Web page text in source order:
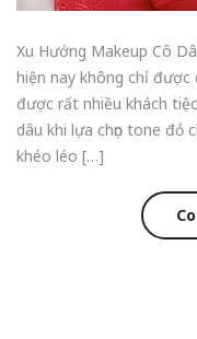
Xu Hướng Makeup Cô
hiện nay không chỉ được
được rất nhiều khách
dâu khi lựa chọn tone đỏ
khéo léo […]